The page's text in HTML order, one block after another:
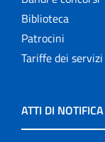
Biblioteca
Patrocini
Tariffe dei
ATTI DI NOTIFICA